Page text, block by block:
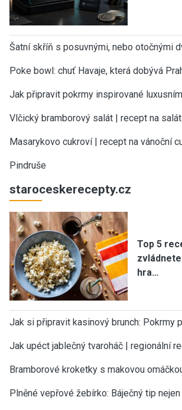
Šatní skříň s posuvnými, nebo otočnými
Poke bowl: chuť Havaje, která dobývá
Jak připravit pokrmy inspirované
Vlčický bramborový salát | recept na salát
Masarykovo cukroví | recept na vánoční
Pindruše
staroceskerecepty.cz
Top 5
hra…
Jak si připravit kasinový brunch: Pokrmy
Jak upéct jablečný tvaroháč | regionální
Bramborové kroketky s makovou
Plněné vepřové žebírko: Báječný tip